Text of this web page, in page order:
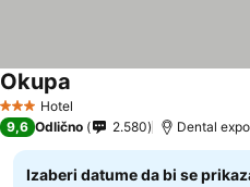
3 Zvezdice
Hotel
Okupa
9,6 Odlično 2.580 Dental
Izaberi datume da bi se